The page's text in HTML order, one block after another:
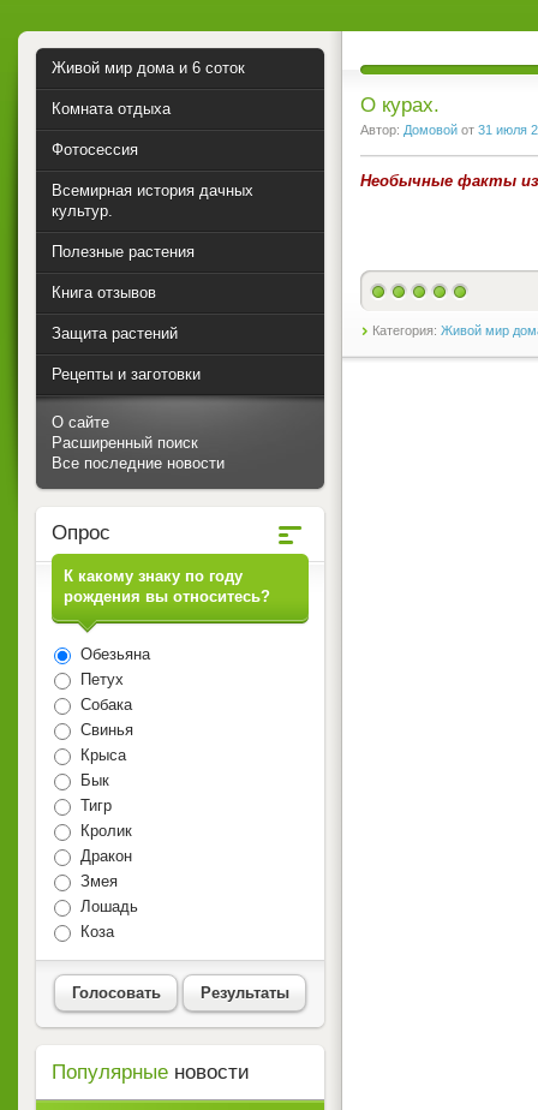
О курах.
Автор: Домовой от 31 июля
Необычные факты
Категория: Живой мир
Живой мир дома и 6 соток
Комната отдыха
Фотосессия
Всемирная история дачных
культур.
Полезные растения
Книга отзывов
Защита растений
Рецепты и заготовки
О сайте
Расширенный поиск
Все последние новости
Опрос
К какому знаку по году
рождения вы относитесь?
Обезьяна
Петух
Собака
Свинья
Крыса
Бык
Тигр
Кролик
Дракон
Змея
Лошадь
Коза
Голосовать Результаты
Популярные новости